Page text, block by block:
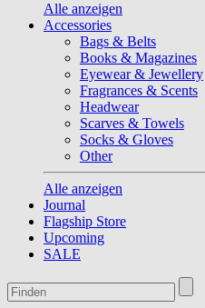
Alle anzeigen
Accessories
Bags & Belts
Books & Magazines
Eyewear & Jewellery
Fragrances & Scents
Headwear
Scarves & Towels
Socks & Gloves
Other
Alle anzeigen
Journal
Flagship Store
Upcoming
SALE